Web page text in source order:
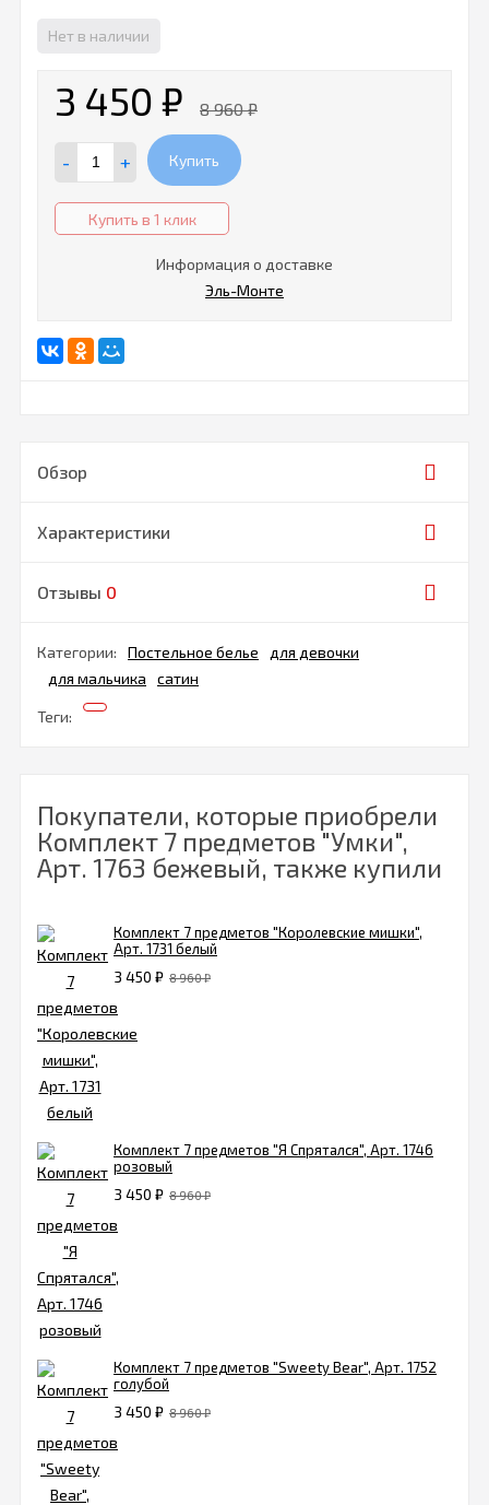
Нет в наличии
3 450 ₽ 8 960₽
- + Купить
Купить в 1 клик
Информация о доставке
Эль-Монте
Обзор
Характеристики
Отзывы 0
Категории: Постельное белье
для девочки
для мальчика
сатин
Теги:
Покупатели, которые приобрели
Комплект 7 предметов "Умки",
Арт. 1763 бежевый, также купили
Комплект 7 предметов "Королевские мишки",
Арт. 1731 белый
3 450 ₽ 8 960₽
Комплект 7 предметов "Я Спрятался", Арт. 1746
розовый
3 450 ₽ 8 960₽
Комплект 7 предметов "Sweety Bear", Арт. 1752
голубой
3 450 ₽ 8 960₽